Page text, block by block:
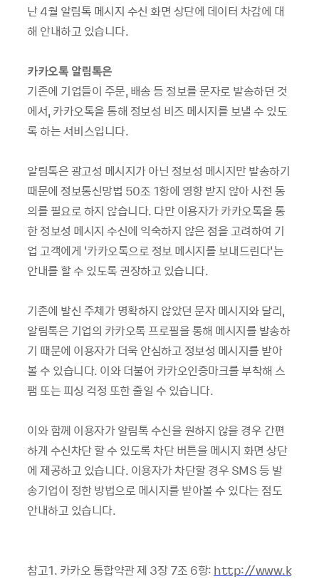
난4월 알림톡 메시지 수신 화면 상단에 데이터 차감에 대
해 안내하고 있습니다.
카카오톡 알림톡은
기존에 기업들이 주문, 배송등 정보를문자로 발송하던 것
에서, 카카오톡을통해 정보성 비즈 메시지를보낼 수 있도
록 하는서비스입니다.
알림톡은광고성 메시지가아닌 정보성 메시지만발송하기
때문에 정보통신망법 50조 1항에 영향받지 않아사전 동
의를 필요로 하지 않습니다. 다만 이용자가카카오톡을통
한정보성 메시지 수신에 익숙하지 않은 점을고려하여 기
업 고객에게 ‘카카오톡으로 정보 메시지를보내드린다’는
안내를 할수 있도록 권장하고 있습니다.
기존에 발신 주체가 명확하지 않았던 문자 메시지와달리,
알림톡은 기업의 카카오톡프로필을통해 메시지를 발송하
기 때문에 이용자가 더욱 안심하고 정보성 메시지를 받아
볼수 있습니다. 이와 더불어 카카오인증마크를부착해스
팸 또는 피싱 걱정 또한줄일 수 있습니다.
이와 함께 이용자가 알림톡수신을 원하지 않을 경우 간편
하게 수신차단할수 있도록차단 버튼을 메시지 화면 상단
에 제공하고 있습니다. 이용자가차단할경우 SMS등 발
송기업이 정한방법으로 메시지를 받아볼수 있다는 점도
안내하고 있습니다.
참고1. 카카오통합약관제 3장7조 6항: http://www.k